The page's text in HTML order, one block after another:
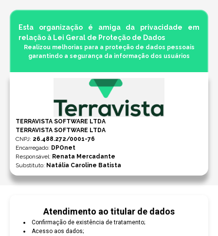
Esta organização é amiga da privacidade em
relação à Lei Geral de Proteção de Dados
Realizou melhorias para a proteção de dados pessoais
garantindo a segurança da informação dos usuários
TERRAVISTA SOFTWARE LTDA
TERRAVISTA SOFTWARE LTDA
CNPJ: 26.488.272/0001-76
Encarregado: DPOnet
Responsável: Renata Mercadante
Substituto: Natália Caroline Batista
Atendimento ao titular de dados
Confirmação de existência de tratamento;
Acesso aos dados;